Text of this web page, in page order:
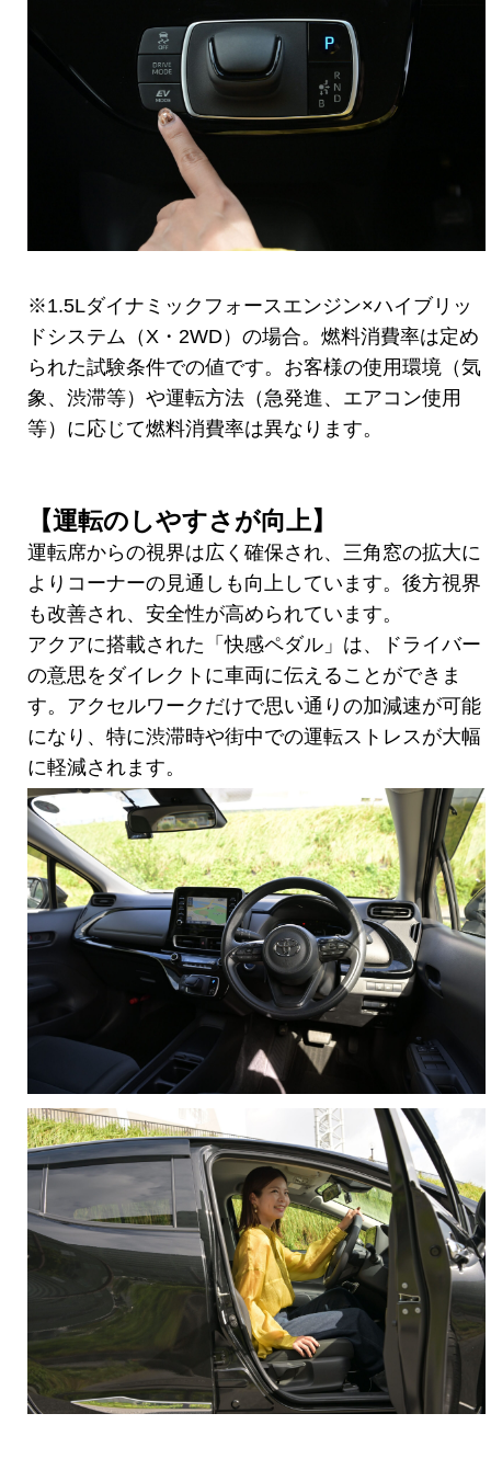
※1.5Lダイナミックフォースエンジン×ハイブリッ
ドシステム（X・2WD）の場合。燃料消費率は定め
られた試験条件での値です。お客様の使用環境（気
象、渋滞等）や運転方法（急発進、エアコン使用
等）に応じて燃料消費率は異なります。
【運転のしやすさが向上】
運転席からの視界は広く確保され、三角窓の拡大に
よりコーナーの見通しも向上しています。後方視界
も改善され、安全性が高められています。
アクアに搭載された「快感ペダル」は、ドライバー
の意思をダイレクトに車両に伝えることができま
す。アクセルワークだけで思い通りの加減速が可能
になり、特に渋滞時や街中での運転ストレスが大幅
に軽減されます。